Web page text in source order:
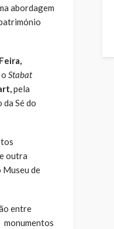
abordagem
Stabat
,pela
Sé do
outra
Museu de
entre